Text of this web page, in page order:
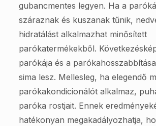
gubancmentes legyen. Ha a
száraznak és kuszanak tűnik,
hidratálást alkalmazhat minősített
parókatermékekből.
parókája és a
sima lesz. Mellesleg, ha elegendő
parókakondicionálót alkalmaz,
paróka rostjait. Ennek
hatékonyan megakadályozhatja,